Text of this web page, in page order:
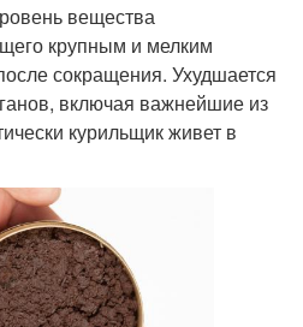
вещества
крупным и мелким
сокращения. Ухудшается
включая важнейшие из
курильщик живет в